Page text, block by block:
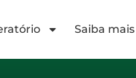
Saiba mais